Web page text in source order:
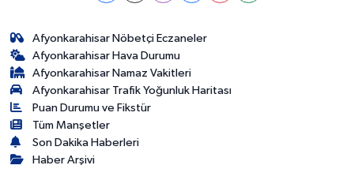
Afyonkarahisar Nöbetçi Eczaneler
Afyonkarahisar Hava Durumu
Afyonkarahisar Namaz Vakitleri
Afyonkarahisar Trafik Yoğunluk Haritası
Puan Durumu ve Fikstür
Tüm Manşetler
Son Dakika Haberleri
Haber Arşivi